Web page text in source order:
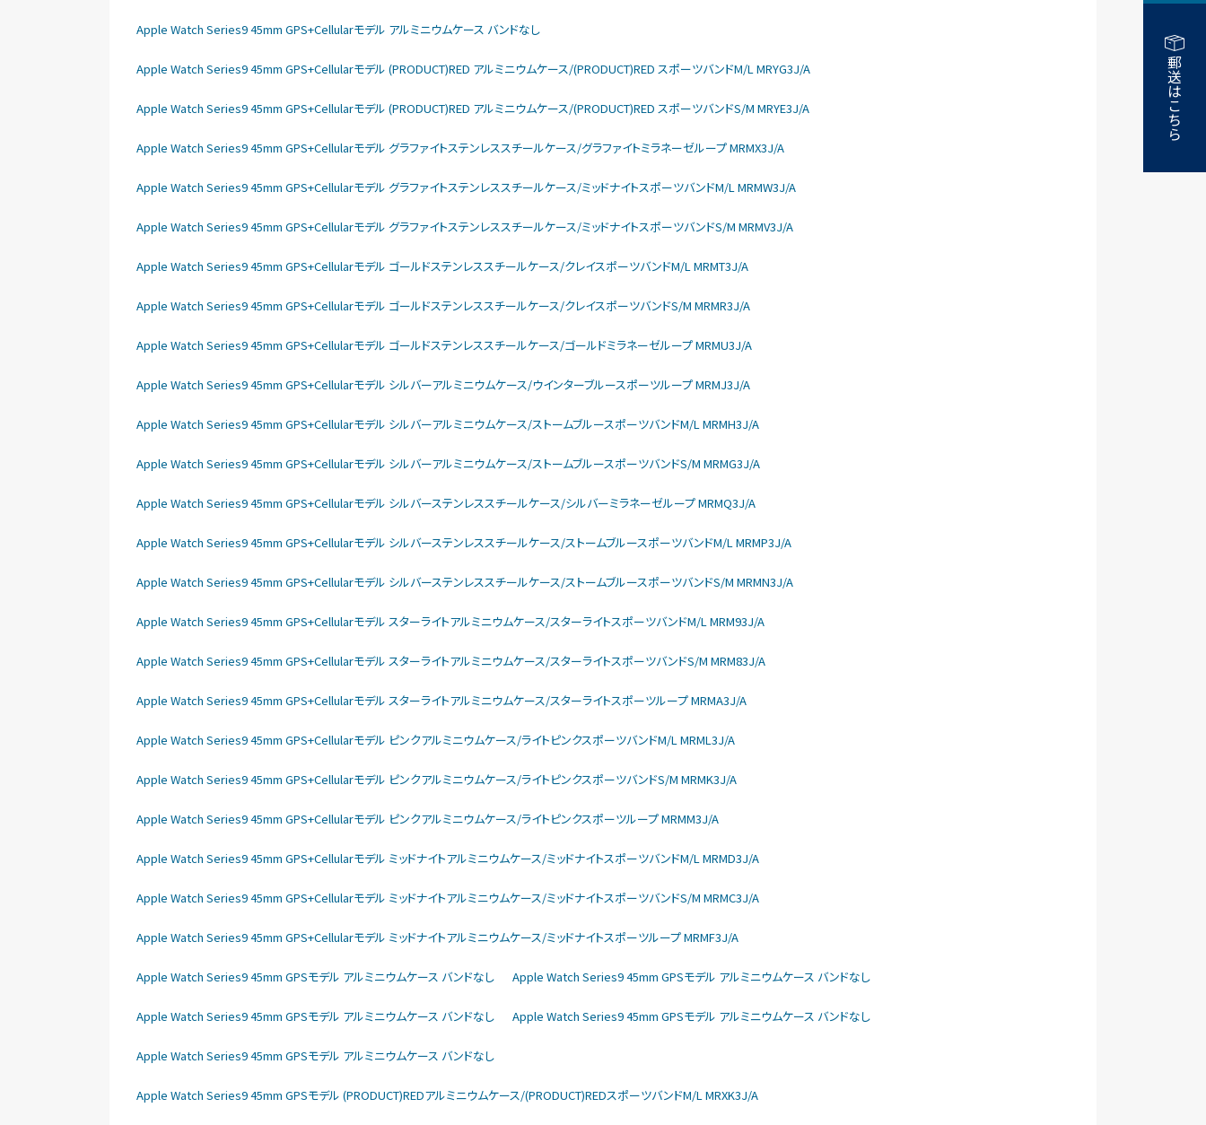
郵送はこちら
Apple Watch Series9 45mm GPS+Cellularモデル アルミニウムケース バンドなし
Apple Watch Series9 45mm GPS+Cellularモデル (PRODUCT)RED アルミニウムケース/(PRODUCT)RED スポーツバンドM/L MRYG3J/A
Apple Watch Series9 45mm GPS+Cellularモデル (PRODUCT)RED アルミニウムケース/(PRODUCT)RED スポーツバンドS/M MRYE3J/A
Apple Watch Series9 45mm GPS+Cellularモデル グラファイトステンレススチールケース/グラファイトミラネーゼループ MRMX3J/A
Apple Watch Series9 45mm GPS+Cellularモデル グラファイトステンレススチールケース/ミッドナイトスポーツバンドM/L MRMW3J/A
Apple Watch Series9 45mm GPS+Cellularモデル グラファイトステンレススチールケース/ミッドナイトスポーツバンドS/M MRMV3J/A
Apple Watch Series9 45mm GPS+Cellularモデル ゴールドステンレススチールケース/クレイスポーツバンドM/L MRMT3J/A
Apple Watch Series9 45mm GPS+Cellularモデル ゴールドステンレススチールケース/クレイスポーツバンドS/M MRMR3J/A
Apple Watch Series9 45mm GPS+Cellularモデル ゴールドステンレススチールケース/ゴールドミラネーゼループ MRMU3J/A
Apple Watch Series9 45mm GPS+Cellularモデル シルバーアルミニウムケース/ウインターブルースポーツループ MRMJ3J/A
Apple Watch Series9 45mm GPS+Cellularモデル シルバーアルミニウムケース/ストームブルースポーツバンドM/L MRMH3J/A
Apple Watch Series9 45mm GPS+Cellularモデル シルバーアルミニウムケース/ストームブルースポーツバンドS/M MRMG3J/A
Apple Watch Series9 45mm GPS+Cellularモデル シルバーステンレススチールケース/シルバーミラネーゼループ MRMQ3J/A
Apple Watch Series9 45mm GPS+Cellularモデル シルバーステンレススチールケース/ストームブルースポーツバンドM/L MRMP3J/A
Apple Watch Series9 45mm GPS+Cellularモデル シルバーステンレススチールケース/ストームブルースポーツバンドS/M MRMN3J/A
Apple Watch Series9 45mm GPS+Cellularモデル スターライトアルミニウムケース/スターライトスポーツバンドM/L MRM93J/A
Apple Watch Series9 45mm GPS+Cellularモデル スターライトアルミニウムケース/スターライトスポーツバンドS/M MRM83J/A
Apple Watch Series9 45mm GPS+Cellularモデル スターライトアルミニウムケース/スターライトスポーツループ MRMA3J/A
Apple Watch Series9 45mm GPS+Cellularモデル ピンクアルミニウムケース/ライトピンクスポーツバンドM/L MRML3J/A
Apple Watch Series9 45mm GPS+Cellularモデル ピンクアルミニウムケース/ライトピンクスポーツバンドS/M MRMK3J/A
Apple Watch Series9 45mm GPS+Cellularモデル ピンクアルミニウムケース/ライトピンクスポーツループ MRMM3J/A
Apple Watch Series9 45mm GPS+Cellularモデル ミッドナイトアルミニウムケース/ミッドナイトスポーツバンドM/L MRMD3J/A
Apple Watch Series9 45mm GPS+Cellularモデル ミッドナイトアルミニウムケース/ミッドナイトスポーツバンドS/M MRMC3J/A
Apple Watch Series9 45mm GPS+Cellularモデル ミッドナイトアルミニウムケース/ミッドナイトスポーツループ MRMF3J/A
Apple Watch Series9 45mm GPSモデル アルミニウムケース バンドなし Apple Watch Series9 45mm GPSモデル アルミニウムケース バンドなし
Apple Watch Series9 45mm GPSモデル アルミニウムケース バンドなし Apple Watch Series9 45mm GPSモデル アルミニウムケース バンドなし
Apple Watch Series9 45mm GPSモデル アルミニウムケース バンドなし
Apple Watch Series9 45mm GPSモデル (PRODUCT)REDアルミニウムケース/(PRODUCT)REDスポーツバンドM/L MRXK3J/A